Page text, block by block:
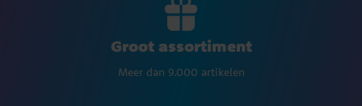
Groot assortiment
Meer dan 9.000 artikelen